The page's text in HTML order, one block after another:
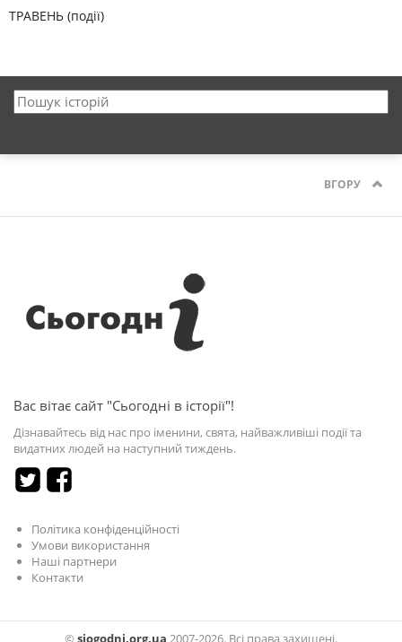
ТРАВЕНЬ (події)
ВГОРУ
Вас вітає сайт "Сьогодні в історії"!
Дізнавайтесь від нас про іменини, свята, найважливіші події та
видатних людей на наступний тиждень.
Політика конфіденційності
Умови використання
Наші партнери
Контакти
© sjogodni.org.ua 2007-2026. Всі права захищені.